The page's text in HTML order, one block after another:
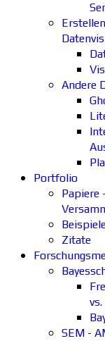
Andere
Portfolio
Papiere
Zitate
SEM -